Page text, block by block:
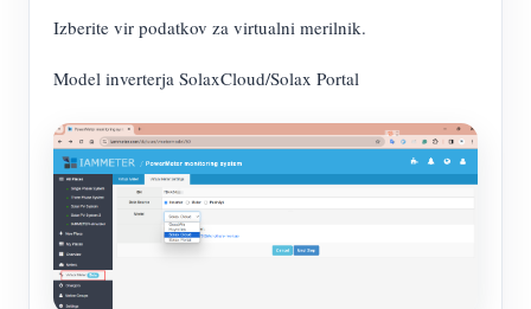
Izberite vir podatkov za virtualni merilnik.
Model inverterja SolaxCloud/Solax Portal